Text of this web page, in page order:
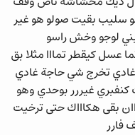
سليب بقيت صولو هو غير
لوجو وخش راسو
عسل كيقطر تمااا مثلا بق
تخرج شي حاجة غادي
غيررر بوحدي وهو
بقى هكاااك حتى ترخيت
فارر